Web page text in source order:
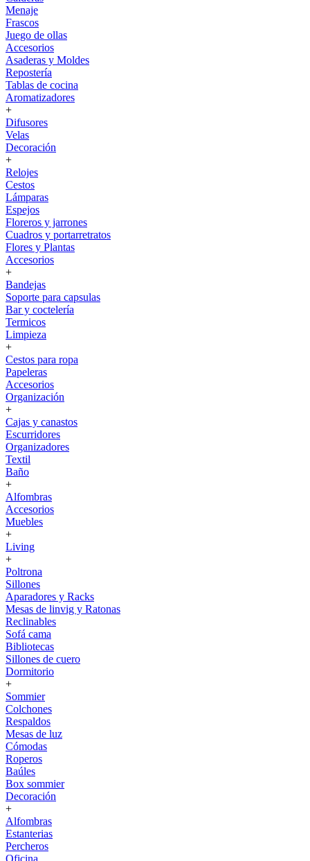
Menaje
Frascos
Juego de ollas
Accesorios
Asaderas y Moldes
Repostería
Tablas de cocina
Aromatizadores
+
Difusores
Velas
Decoración
+
Relojes
Cestos
Lámparas
Espejos
Floreros y jarrones
Cuadros y portarretratos
Flores y Plantas
Accesorios
+
Bandejas
Soporte para capsulas
Bar y coctelería
Termicos
Limpieza
+
Cestos para ropa
Papeleras
Accesorios
Organización
+
Cajas y canastos
Escurridores
Organizadores
Textil
Baño
+
Alfombras
Accesorios
Muebles
+
Living
+
Poltrona
Sillones
Aparadores y Racks
Mesas de linvig y Ratonas
Reclinables
Sofá cama
Bibliotecas
Sillones de cuero
Dormitorio
+
Sommier
Colchones
Respaldos
Mesas de luz
Cómodas
Roperos
Baúles
Box sommier
Decoración
+
Alfombras
Estanterias
Percheros
Oficina